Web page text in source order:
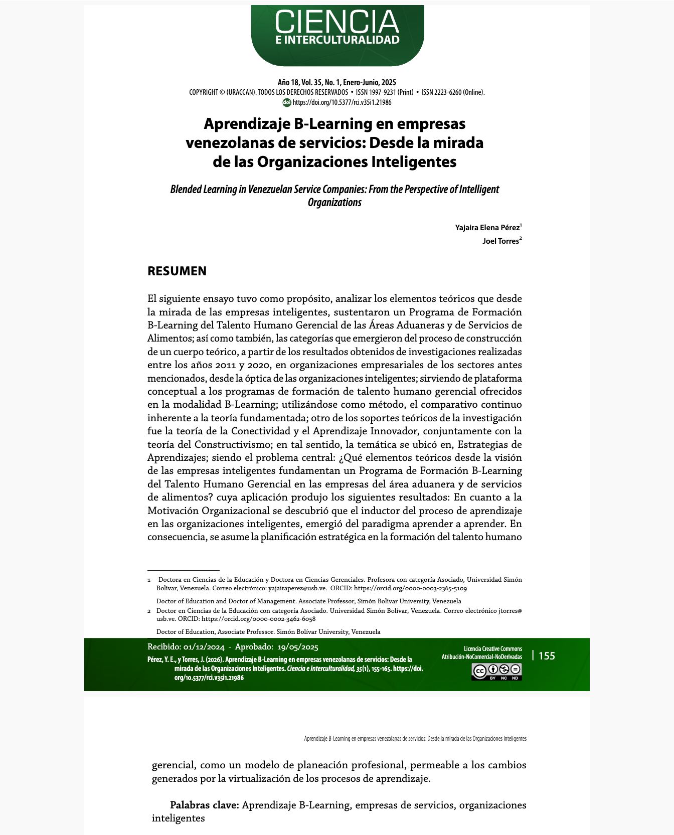
Recibido: - Aprobado:
Año 18, Vol. 35, No. 1, Enero-Junio, 2025
COPYRIGHT © (URACCAN). TODOS LOS DERECHOS RESERVADOS • ISSN 1997-9231 (Print) • ISSN 2223-6260 (Online).
https://doi.org/10.5377/rci.v35i1.21986
Licencia Creative Commons
Atribución-NoComercial-NoDerivadas
Recibido: 01/12/2024 - Aprobado: 19/05/2025
155
Pérez, Y. E., y Torres, J. (2026). Aprendizaje B-Learning en empresas venezolanas de servicios: Desde la
mirada de las Organizaciones Inteligentes. Ciencia e Interculturalidad, 35(1), 155-165. https://doi.
org/10.5377/rci.v35i1.21986
Licencia Creative Commons
Atribución-NoComercial-NoDerivadas
Aprendizaje B-Learning en empresas
venezolanas de servicios: Desde la mirada
de las Organizaciones Inteligentes
Blended Learning in Venezuelan Service Companies: From the Perspective of Intelligent
Organizations
Yajaira Elena Pérez1
Joel Torres2
RESUMEN
El siguiente ensayo tuvo como propósito, analizar los elementos teóricos que desde
la mirada de las empresas inteligentes, sustentaron un Programa de Formación
B-Learning del Talento Humano Gerencial de las Áreas Aduaneras y de Servicios de
Alimentos; así como también, las categorías que emergieron del proceso de construcción
de un cuerpo teórico, a partir de los resultados obtenidos de investigaciones realizadas
entre los años 2011 y 2020, en organizaciones empresariales de los sectores antes
mencionados, desde la óptica de las organizaciones inteligentes; sirviendo de plataforma
conceptual a los programas de formación de talento humano gerencial ofrecidos
en la modalidad B-Learning; utilizándose como método, el comparativo continuo
inherente a la teoría fundamentada; otro de los soportes teóricos de la investigación
fue la teoría de la Conectividad y el Aprendizaje Innovador, conjuntamente con la
teoría del Constructivismo; en tal sentido, la temática se ubicó en, Estrategias de
Aprendizajes; siendo el problema central: ¿Qué elementos teóricos desde la visión
de las empresas inteligentes fundamentan un Programa de Formación B-Learning
del Talento Humano Gerencial en las empresas del área aduanera y de servicios
de alimentos? cuya aplicación produjo los siguientes resultados: En cuanto a la
Motivación Organizacional se descubrió que el inductor del proceso de aprendizaje
en las organizaciones inteligentes, emergió del paradigma aprender a aprender. En
consecuencia, se asume la planificación estratégica en la formación del talento humano
1
Doctora en Ciencias de la Educación y Doctora en Ciencias Gerenciales. Profesora con categoría Asociado, Universidad Simón
Bolívar, Venezuela. Correo electrónico: yajairaperez@usb.ve. ORCID: https://orcid.org/0000-0003-2365-5109
Doctor of Education and Doctor of Management. Associate Professor, Simón Bolívar University, Venezuela
2
Doctor en Ciencias de la Educación con categoría Asociado. Universidad Simón Bolívar, Venezuela. Correo electrónico jtorres@
usb.ve. ORCID: https://orcid.org/0000-0002-3462-6058
Doctor of Education, Associate Professor. Simón Bolívar University, Venezuela
Aprendizaje B-Learning en empresas venezolanas de servicios: Desde la mirada de las Organizaciones Inteligentes
gerencial, como un modelo de planeación profesional, permeable a los cambios
generados por la virtualización de los procesos de aprendizaje.
Palabras clave: Aprendizaje B-Learning, empresas de servicios, organizaciones
inteligentes